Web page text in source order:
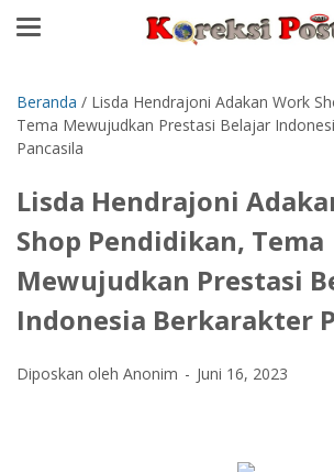
Beranda / Lisda Hendrajoni Adakan Work
Tema Mewujudkan Prestasi Belajar
Pancasila
Lisda Hendrajoni
Shop Pendidikan, Tema
Mewujudkan Prestasi
Indonesia Berkarakter
Diposkan oleh Anonim Juni 16, 2023